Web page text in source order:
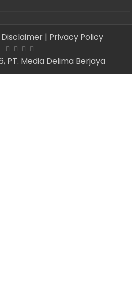
| Privacy Policy
PT. Media Delima Berjaya